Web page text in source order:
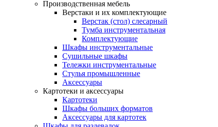
Производственная мебель
Верстаки и их комплектующие
Верстак (стол) слесарный
Тумба инструментальная
Комплектующие
Шкафы инструментальные
Сушильные шкафы
Тележки инструментальные
Стулья промышленные
Аксессуары
Картотеки и аксессуары
Картотеки
Шкафы больших форматов
Аксессуары для картотек